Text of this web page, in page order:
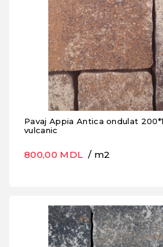
Pavaj Appia Antica ondulat
vulcanic
800,00 MDL / m2